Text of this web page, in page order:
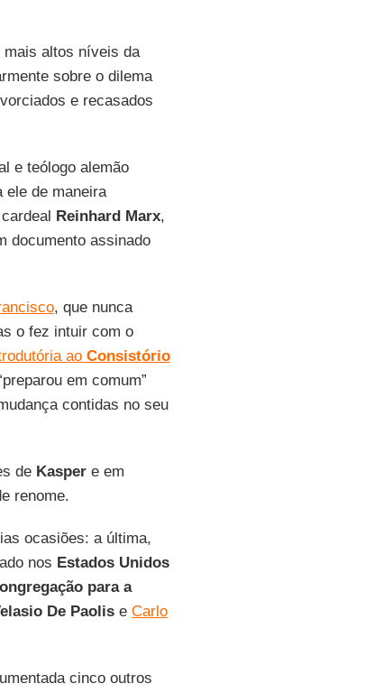
mais altos níveis da
sobre o dilema
e recasados
e teólogo alemão
ele de maneira
Reinhard Marx,
documento assinado
, que nunca
o fez intuir com o
ao Consistório
em comum”
contidas no seu
de Kaspere em
renome.
ocasiões: a última,
nos Estados Unidos
para a
De Paolise Carlo
cinco outros